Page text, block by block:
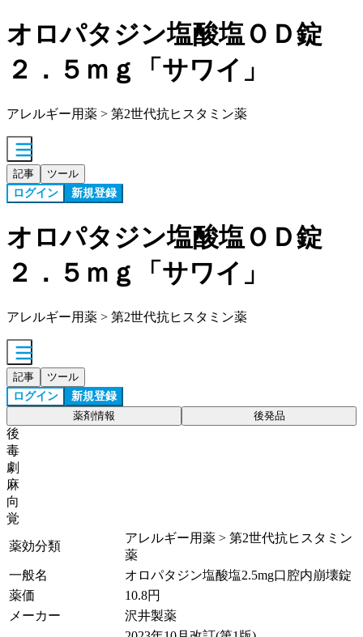
オロパタジン塩酸塩ＯＤ錠
２．５ｍｇ「サワイ」
アレルギー用薬 > 第2世代抗ヒスタミン薬
記事 ツール
ログイン 新規登録
オロパタジン塩酸塩ＯＤ錠
２．５ｍｇ「サワイ」
アレルギー用薬 > 第2世代抗ヒスタミン薬
記事 ツール
ログイン 新規登録
薬剤情報 後発品
後
毒
劇
麻
向
覚
薬効分類
アレルギー用薬 > 第2世代抗ヒスタミン
薬
一般名
オロパタジン塩酸塩2.5mg口腔内崩壊錠
薬価
10.8円
メーカー
沢井製薬